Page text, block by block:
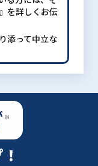
を詳しくお伝
添って中立な